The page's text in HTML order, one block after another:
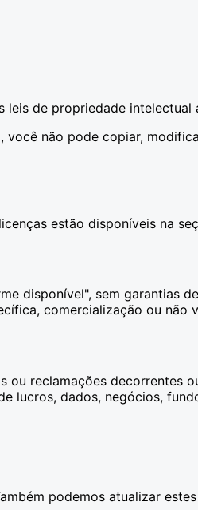
leis de propriedade intelectual
não pode copiar,
estão disponíveis na
disponível", sem garantias
comercialização ou não
reclamações decorrentes
lucros, dados, negócios,
podemos atualizar